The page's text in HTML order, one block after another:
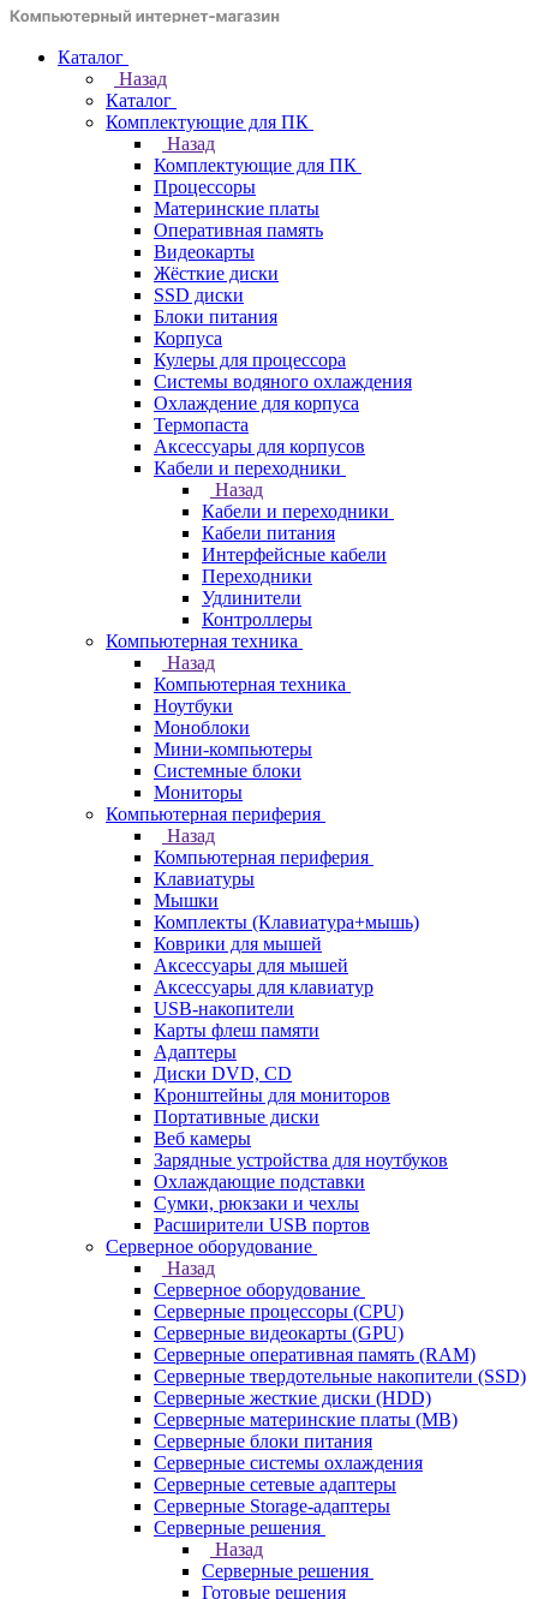
Каталог
Назад
Каталог
Комплектующие для ПК
Назад
Комплектующие для ПК
Процессоры
Материнские платы
Оперативная память
Видеокарты
Жёсткие диски
SSD диски
Блоки питания
Корпуса
Кулеры для процессора
Системы водяного охлаждения
Охлаждение для корпуса
Термопаста
Аксессуары для корпусов
Кабели и переходники
Назад
Кабели и переходники
Кабели питания
Интерфейсные кабели
Переходники
Удлинители
Контроллеры
Компьютерная техника
Назад
Компьютерная техника
Ноутбуки
Моноблоки
Мини-компьютеры
Системные блоки
Мониторы
Компьютерная периферия
Назад
Компьютерная периферия
Клавиатуры
Мышки
Комплекты (Клавиатура+мышь)
Коврики для мышей
Аксессуары для мышей
Аксессуары для клавиатур
USB-накопители
Карты флеш памяти
Адаптеры
Диски DVD, CD
Кронштейны для мониторов
Портативные диски
Веб камеры
Зарядные устройства для ноутбуков
Охлаждающие подставки
Сумки, рюкзаки и чехлы
Расширители USB портов
Серверное оборудование
Назад
Серверное оборудование
Серверные процессоры (CPU)
Серверные видеокарты (GPU)
Серверные оперативная память (RAM)
Серверные твердотельные накопители (SSD)
Серверные жесткие диски (HDD)
Серверные материнские платы (MB)
Серверные блоки питания
Серверные системы охлаждения
Серверные сетевые адаптеры
Серверные Storage-адаптеры
Серверные решения
Назад
Серверные решения
Готовые решения